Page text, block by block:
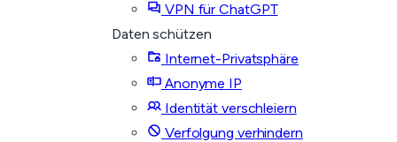
VPN für ChatGPT
Daten schützen
Internet-Privatsphäre
Anonyme IP
Identität verschleiern
Verfolgung verhindern